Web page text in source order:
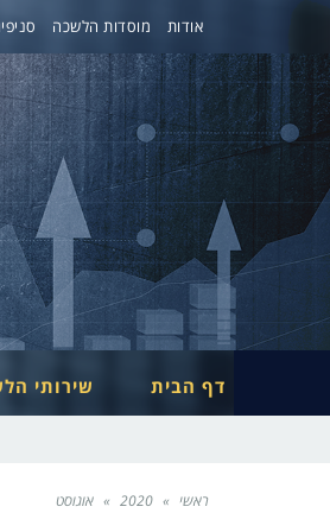
אודות מוסדות הלשכה
דף הבית שירותי
ראשי »
2020
» אוגוסט